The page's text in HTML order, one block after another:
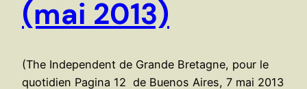
(mai 2013)
(The Independent de Grande Bretagne, pour le
quotidien Pagina 12 de Buenos Aires, 7 mai 2013